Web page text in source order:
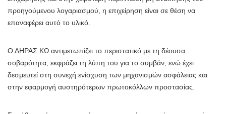
προηγούμενου λογαριασμού, η επιχείρηση είναι σε θέση να
επαναφέρει αυτό το υλικό.
Ο ΔΗΡΑΣ ΚΩ αντιμετωπίζει το περιστατικό με τη δέουσα
σοβαρότητα, εκφράζει τη λύπη του για το συμβάν, ενώ έχει
δεσμευτεί στη συνεχή ενίσχυση των μηχανισμών ασφάλειας και
στην εφαρμογή αυστηρότερων πρωτοκόλλων προστασίας.